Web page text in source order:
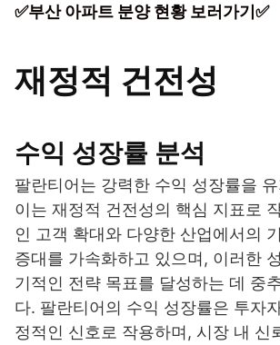
✅부산 아파트 분양 현황 보러가기✅
재정적 건전성
수익 성장률 분석
팔란티어는 강력한 수익 성장률을
이는 재정적 건전성의 핵심 지표로
인 고객 확대와 다양한 산업에서의
증대를 가속화하고 있으며, 이러한
기적인 전략 목표를 달성하는 데 중
다. 팔란티어의 수익 성장률은 투자
정적인 신호로 작용하며, 시장 내 신